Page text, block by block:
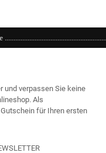
und verpassen Sie keine
Als
für Ihren ersten